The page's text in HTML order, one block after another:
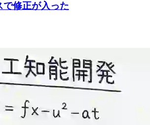
で修正が入った